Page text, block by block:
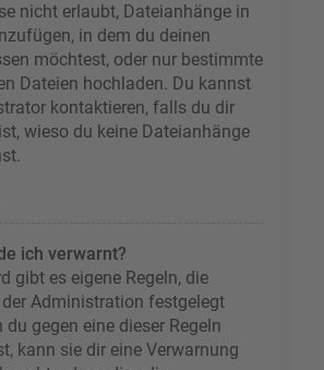
nicht erlaubt, Dateianhänge in
in dem du deinen
möchtest, oder nur bestimmte
Dateien hochladen. Du kannst
kontaktieren, falls du dir
wieso du keine Dateianhänge
ich verwarnt?
gibt es eigene Regeln, die
Administration festgelegt
du gegen eine dieser Regeln
kann sie dir eine Verwarnung